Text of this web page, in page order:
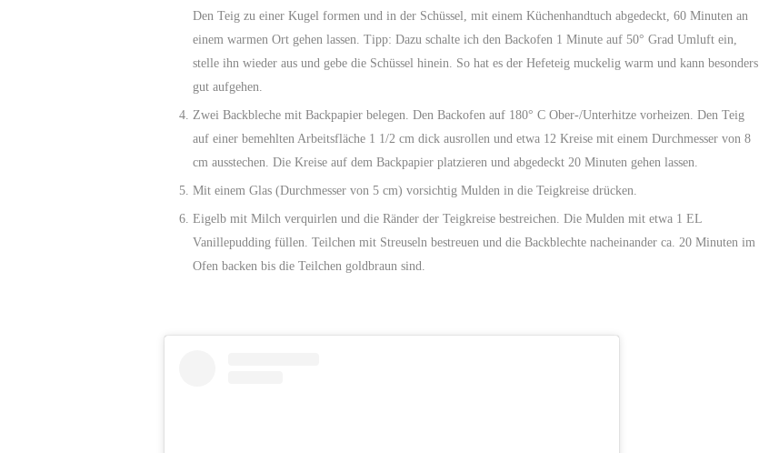
Den Teig zu einer Kugel formen und in der Schüssel, mit einem Küchenhandtuch abgedeckt, 60 Minuten an
einem warmen Ort gehen lassen. Tipp: Dazu schalte ich den Backofen 1 Minute auf 50° Grad Umluft ein,
stelle ihn wieder aus und gebe die Schüssel hinein. So hat es der Hefeteig muckelig warm und kann besonders
gut aufgehen.
Zwei Backbleche mit Backpapier belegen. Den Backofen auf 180° C Ober-/Unterhitze vorheizen. Den Teig
auf einer bemehlten Arbeitsfläche 1 1/2 cm dick ausrollen und etwa 12 Kreise mit einem Durchmesser von 8
cm ausstechen. Die Kreise auf dem Backpapier platzieren und abgedeckt 20 Minuten gehen lassen.
Mit einem Glas (Durchmesser von 5 cm) vorsichtig Mulden in die Teigkreise drücken.
Eigelb mit Milch verquirlen und die Ränder der Teigkreise bestreichen. Die Mulden mit etwa 1 EL
Vanillepudding füllen. Teilchen mit Streuseln bestreuen und die Backblechte nacheinander ca. 20 Minuten im
Ofen backen bis die Teilchen goldbraun sind.